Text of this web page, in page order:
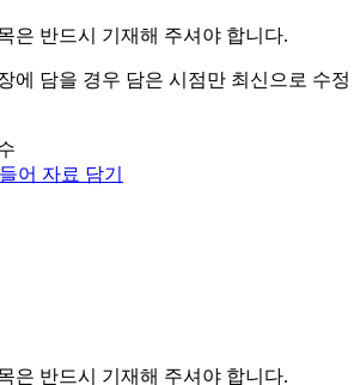
은 반드시 기재해 주셔야 합니다.
에 담을 경우 담은 시점만 최신으로 수정
어 자료 담기
은 반드시 기재해 주셔야 합니다.